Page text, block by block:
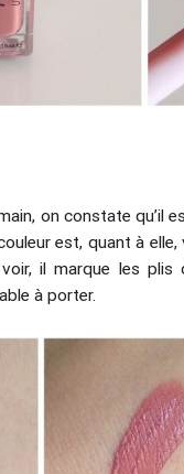
on constate qu’il
est, quant à
il marque les
à porter.